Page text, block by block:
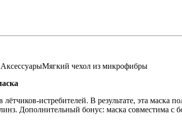
АксессуарыМягкий чехол из микрофибры
истребителей. В результате, эта маска
Дополнительный бонус: маска совместима с